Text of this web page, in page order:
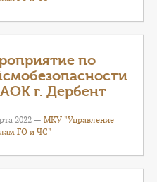
по
г. Дербент
2022 —МКУ "Управление
ГО и ЧС"